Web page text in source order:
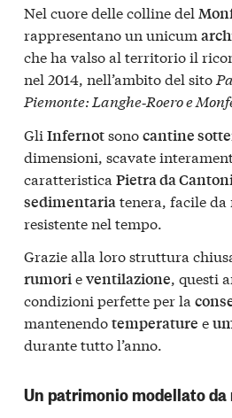
Nel cuore delle colline del
rappresentano un unicum
che ha valso al territorio il
nel 2014, nell’ambito del sito
Piemonte: Langhe‑Roero e
Gli Infernotsonocantine
dimensioni, scavate
caratteristica Pietra da Cantoni
sedimentaria tenera, facile da
resistente nel tempo.
Grazie alla loro struttura
rumorieventilazione, questi
condizioni perfette per la
mantenendotemperature e
durante tutto l’anno.
Un patrimonio modellato